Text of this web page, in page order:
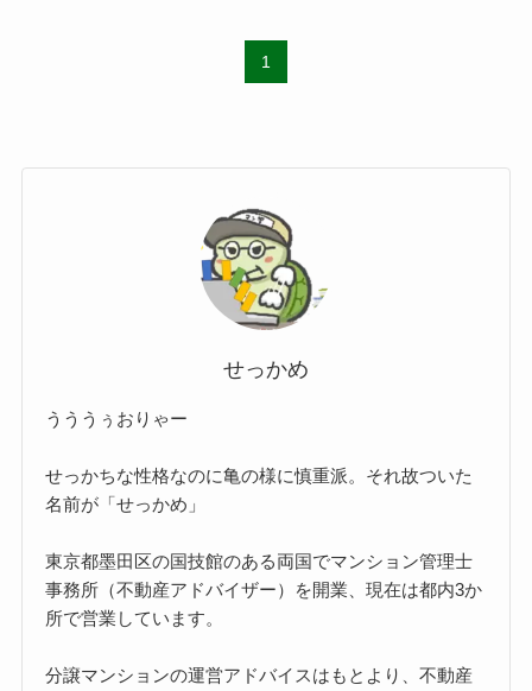
1
せっかめ
うううぅおりゃー
せっかちな性格なのに亀の様に慎重派。それ故ついた
名前が「せっかめ」
東京都墨田区の国技館のある両国でマンション管理士
事務所（不動産アドバイザー）を開業、現在は都内3か
所で営業しています。
分譲マンションの運営アドバイスはもとより、不動産